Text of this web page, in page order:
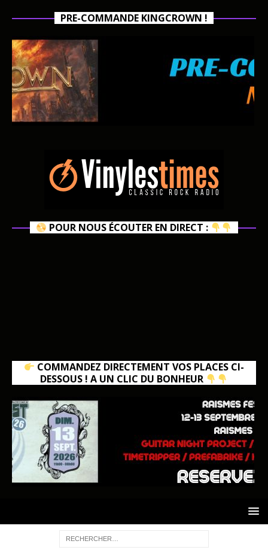
PRE-COMMANDE KINGCROWN !
POUR NOUS ÉCOUTER EN DIRECT :
COMMANDEZ DIRECTEMENT VOS PLACES CI-
DESSOUS ! A UN CLIC DU BONHEUR